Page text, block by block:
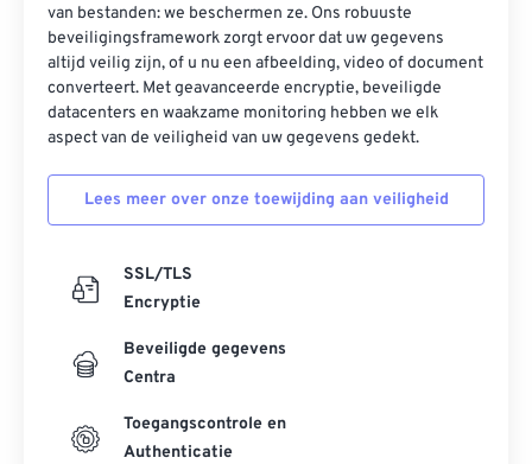
van bestanden: we beschermen ze. Ons robuuste
beveiligingsframework zorgt ervoor dat uw gegevens
altijd veilig zijn, of u nu een afbeelding, video of document
converteert. Met geavanceerde encryptie, beveiligde
datacenters en waakzame monitoring hebben we elk
aspect van de veiligheid van uw gegevens gedekt.
Lees meer over onze toewijding aan veiligheid
SSL/TLS
Encryptie
Beveiligde gegevens
Centra
Toegangscontrole en
Authenticatie